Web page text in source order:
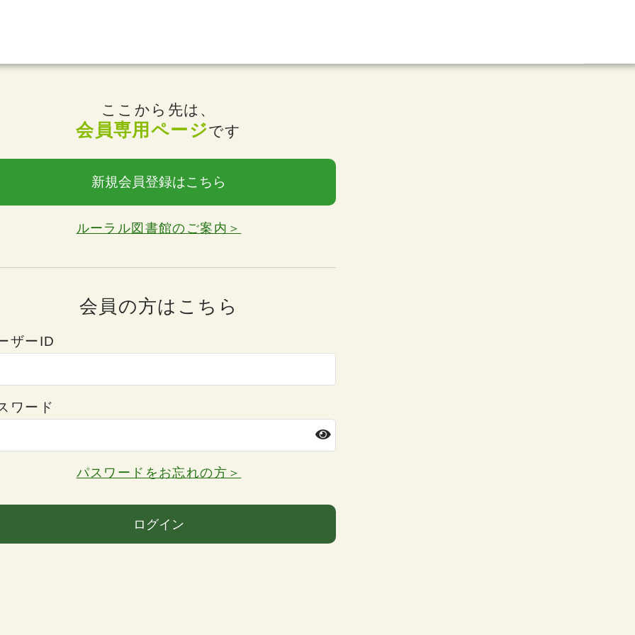
ここから先は、
会員専用ページです
新規会員登録はこちら
ルーラル図書館のご案内＞
会員の方はこちら
ザーID
ワード
パスワードをお忘れの方＞
ログイン